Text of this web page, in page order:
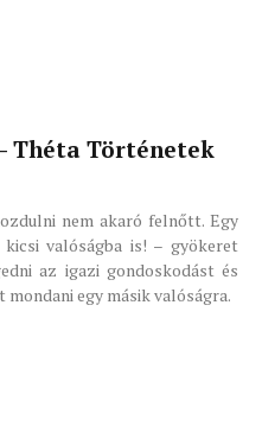
Théta Történetek
nem akaró felnőtt. Egy
valóságba is! – gyökeret
az igazi gondoskodást és
egy másik valóságra.